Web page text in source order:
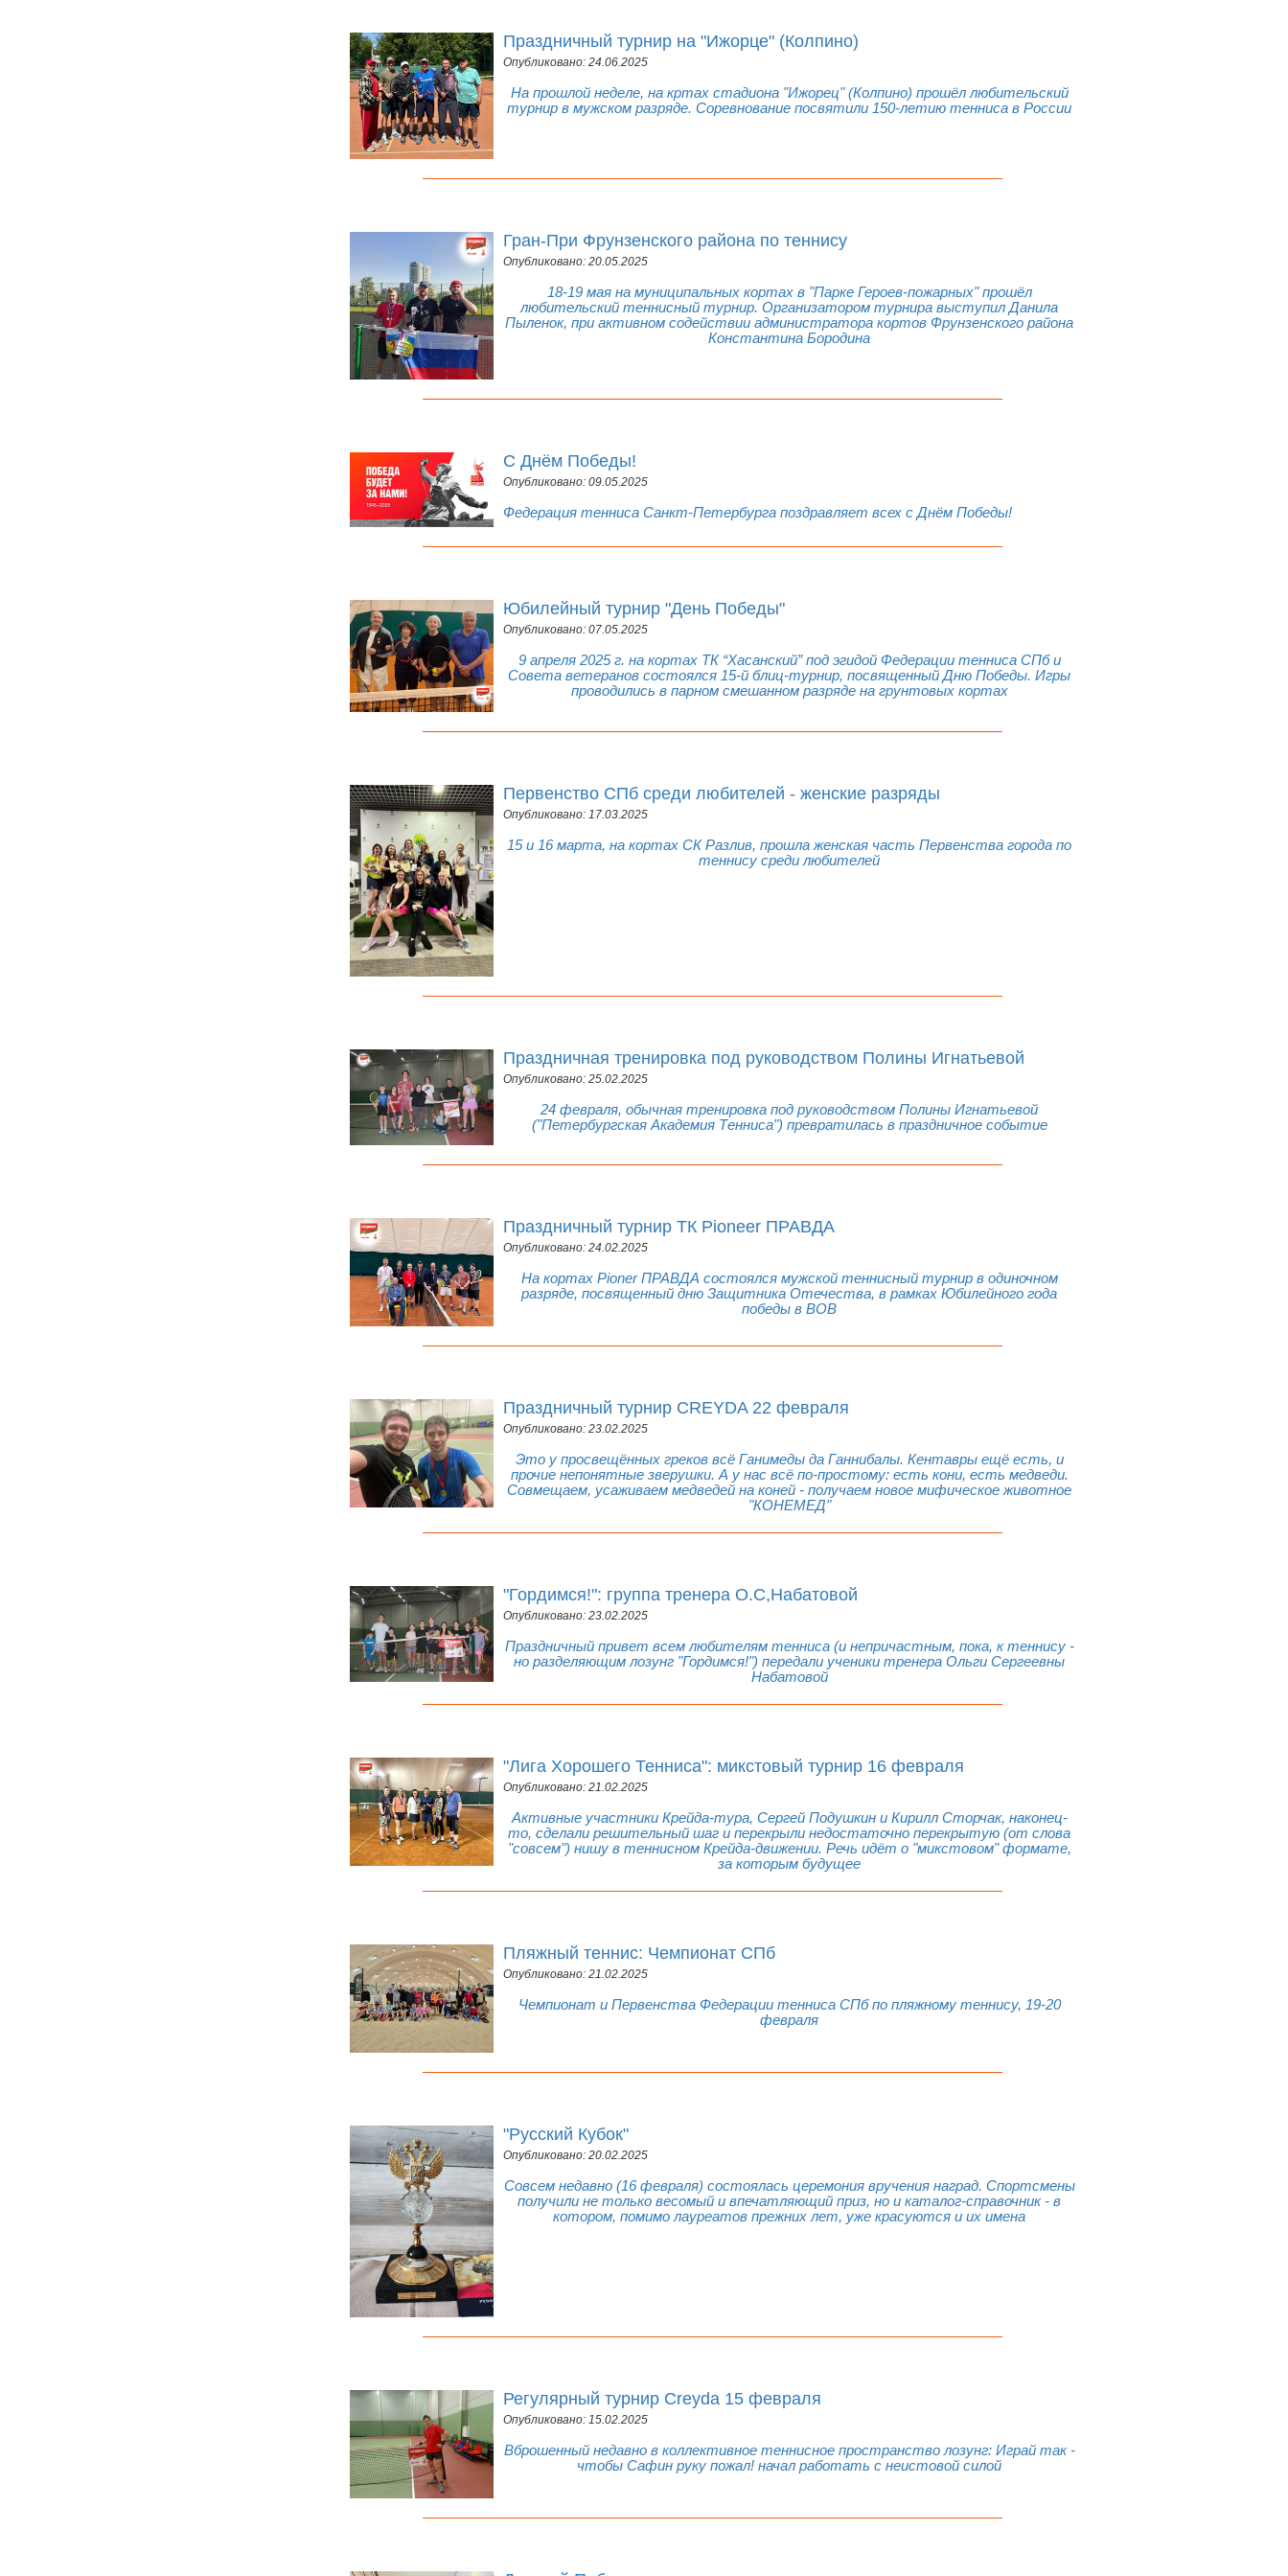
Праздничный турнир на "Ижорце" (Колпино)
Опубликовано: 24.06.2025
На прошлой неделе, на кртах стадиона "Ижорец" (Колпино) прошёл любительский
турнир в мужском разряде. Соревнование посвятили 150-летию тенниса в России
Гран-При Фрунзенского района по теннису
Опубликовано: 20.05.2025
18-19 мая на муниципальных кортах в "Парке Героев-пожарных" прошёл
любительский теннисный турнир. Организатором турнира выступил Данила
Пыленок, при активном содействии администратора кортов Фрунзенского района
Константина Бородина
С Днём Победы!
Опубликовано: 09.05.2025
Федерация тенниса Санкт-Петербурга поздравляет всех с Днём Победы!
Юбилейный турнир "День Победы"
Опубликовано: 07.05.2025
9 апреля 2025 г. на кортах ТК “Хасанский” под эгидой Федерации тенниса СПб и
Совета ветеранов состоялся 15-й блиц-турнир, посвященный Дню Победы. Игры
проводились в парном смешанном разряде на грунтовых кортах
Первенство СПб среди любителей - женские разряды
Опубликовано: 17.03.2025
15 и 16 марта, на кортах СК Разлив, прошла женская часть Первенства города по
теннису среди любителей
Праздничная тренировка под руководством Полины Игнатьевой
Опубликовано: 25.02.2025
24 февраля, обычная тренировка под руководством Полины Игнатьевой
("Петербургская Академия Тенниса") превратилась в праздничное событие
Праздничный турнир ТК Pioneer ПРАВДА
Опубликовано: 24.02.2025
На кортах Pioner ПРАВДА состоялся мужской теннисный турнир в одиночном
разряде, посвященный дню Защитника Отечества, в рамках Юбилейного года
победы в ВОВ
Праздничный турнир CREYDA 22 февраля
Опубликовано: 23.02.2025
Это у просвещённых греков всё Ганимеды да Ганнибалы. Кентавры ещё есть, и
прочие непонятные зверушки. А у нас всё по-простому: есть кони, есть медведи.
Совмещаем, усаживаем медведей на коней - получаем новое мифическое животное
"КОНЕМЕД"
"Гордимся!": группа тренера О.С,Набатовой
Опубликовано: 23.02.2025
Праздничный привет всем любителям тенниса (и непричастным, пока, к теннису -
но разделяющим лозунг "Гордимся!") передали ученики тренера Ольги Сергеевны
Набатовой
"Лига Хорошего Тенниса": микстовый турнир 16 февраля
Опубликовано: 21.02.2025
Активные участники Крейда-тура, Сергей Подушкин и Кирилл Сторчак, наконец-
то, сделали решительный шаг и перекрыли недостаточно перекрытую (от слова
"совсем") нишу в теннисном Крейда-движении. Речь идёт о "микстовом" формате,
за которым будущее
Пляжный теннис: Чемпионат СПб
Опубликовано: 21.02.2025
Чемпионат и Первенства Федерации тенниса СПб по пляжному теннису, 19-20
февраля
"Русский Кубок"
Опубликовано: 20.02.2025
Совсем недавно (16 февраля) состоялась церемония вручения наград. Спортсмены
получили не только весомый и впечатляющий приз, но и каталог-справочник - в
котором, помимо лауреатов прежних лет, уже красуются и их имена
Регулярный турнир Creyda 15 февраля
Опубликовано: 15.02.2025
Вброшенный недавно в коллективное теннисное пространство лозунг: Играй так -
чтобы Сафин руку пожал! начал работать с неистовой силой